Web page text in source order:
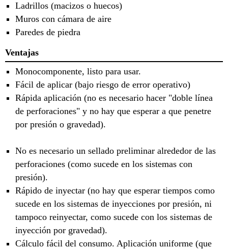
Ladrillos (macizos o huecos)
Muros con cámara de aire
Paredes de piedra
Ventajas
Monocomponente, listo para usar.
Fácil de aplicar (bajo riesgo de error operativo)
Rápida aplicación (no es necesario hacer "doble línea
de perforaciones" y no hay que esperar a que penetre
por presión o gravedad).
No es necesario un sellado preliminar alrededor de las
perforaciones (como sucede en los sistemas con
presión).
Rápido de inyectar (no hay que esperar tiempos como
sucede en los sistemas de inyecciones por presión, ni
tampoco reinyectar, como sucede con los sistemas de
inyección por gravedad).
Cálculo fácil del consumo. Aplicación uniforme (que